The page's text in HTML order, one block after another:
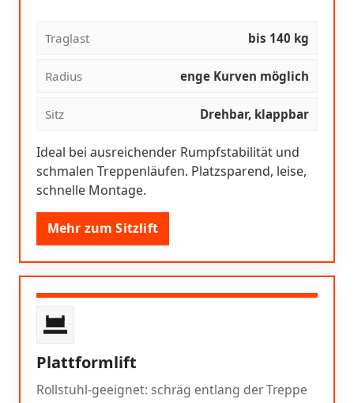
Traglast bis 140 kg
Radius enge Kurven möglich
Sitz Drehbar, klappbar
Ideal bei ausreichender Rumpfstabilität und
schmalen Treppenläufen. Platzsparend, leise,
schnelle Montage.
Mehr zum Sitzlift
Plattformlift
Rollstuhl-geeignet: schräg entlang der Treppe